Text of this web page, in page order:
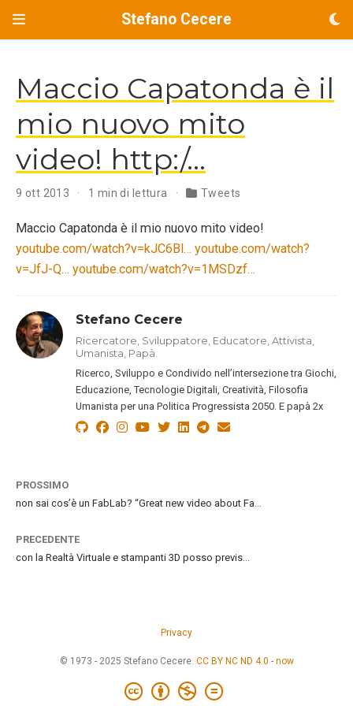
Stefano Cecere
Maccio Capatonda è il
mio nuovo mito
video! http:/…
9 ott 2013 1 min di lettura Tweets
Maccio Capatonda è il mio nuovo mito video!
youtube.com/watch?v=kJC6Bl… youtube.com/watch?
v=JfJ-Q… youtube.com/watch?v=1MSDzf…
Stefano Cecere
Ricercatore, Sviluppatore, Educatore, Attivista,
Umanista, Papà.
Ricerco, Sviluppo e Condivido nell’intersezione tra Giochi,
Educazione, Tecnologie Digitali, Creatività, Filosofia
Umanista per una Politica Progressista 2050. E papà 2x
PROSSIMO
non sai cos’è un FabLab? “Great new video about Fa…
PRECEDENTE
con la Realtà Virtuale e stampanti 3D posso previs…
Privacy
© 1973 - 2025 Stefano Cecere. CC BY NC ND 4.0 - now